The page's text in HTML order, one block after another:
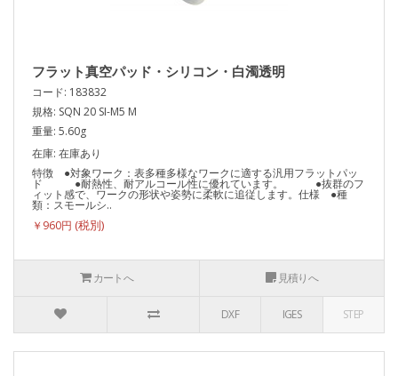
フラット真空パッド・シリコン・白濁透明
コード: 183832
規格: SQN 20 SI-M5 M
重量: 5.60g
在庫: 在庫あり
特徴 ●対象ワーク：表多種多様なワークに適する汎用フラットパッ
ド ●耐熱性、耐アルコール性に優れています。 ●抜群のフ
ィット感で、ワークの形状や姿勢に柔軟に追従します。仕様 ●種
類：スモールシ..
￥960円
カートへ 見積りへ
DXF IGES STEP